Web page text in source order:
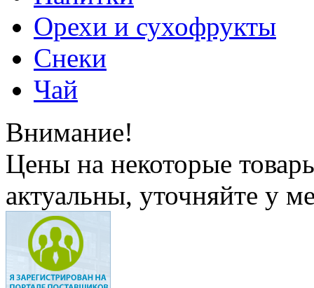
Орехи и сухофрукты
Снеки
Чай
Внимание!
Цены на некоторые
актуальны, уточняйте у